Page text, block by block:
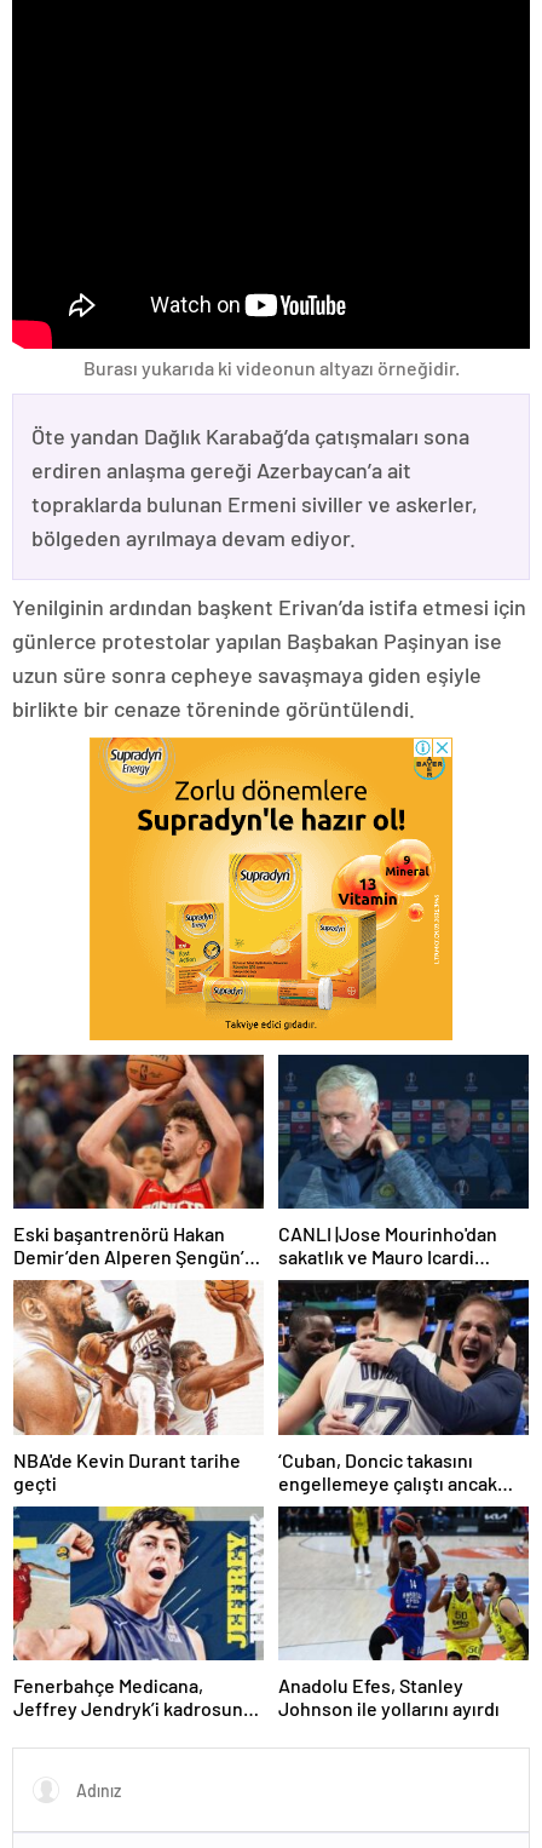
Burası yukarıda ki videonun altyazı örneğidir.
Öte yandan Dağlık Karabağ’da çatışmaları sona
erdiren anlaşma gereği Azerbaycan’a ait
topraklarda bulunan Ermeni siviller ve askerler,
bölgeden ayrılmaya devam ediyor.
Yenilginin ardından başkent Erivan’da istifa etmesi için
günlerce protestolar yapılan Başbakan Paşinyan ise
uzun süre sonra cepheye savaşmaya giden eşiyle
birlikte bir cenaze töreninde görüntülendi.
Eski başantrenörü Hakan
Demir’den Alperen Şengün’e
övgü
CANLI |Jose Mourinho'dan
sakatlık ve Mauro Icardi
yanıtı! 'Kimse dokunamaz!'
NBA'de Kevin Durant tarihe
geçti
‘Cuban, Doncic takasını
engellemeye çalıştı ancak
geç kaldı’ iddiası! NBA
Haberleri
Fenerbahçe Medicana,
Jeffrey Jendryk’i kadrosuna
Anadolu Efes, Stanley
Johnson ile yollarını ayırdı